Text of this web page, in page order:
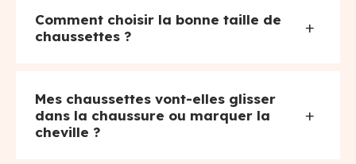
Comment choisir la bonne taille de
chaussettes ?
+
Mes chaussettes vont-elles glisser
dans la chaussure ou marquer la
cheville ?
+